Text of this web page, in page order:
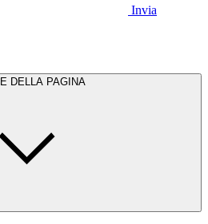
Invia
DELLA PAGINA